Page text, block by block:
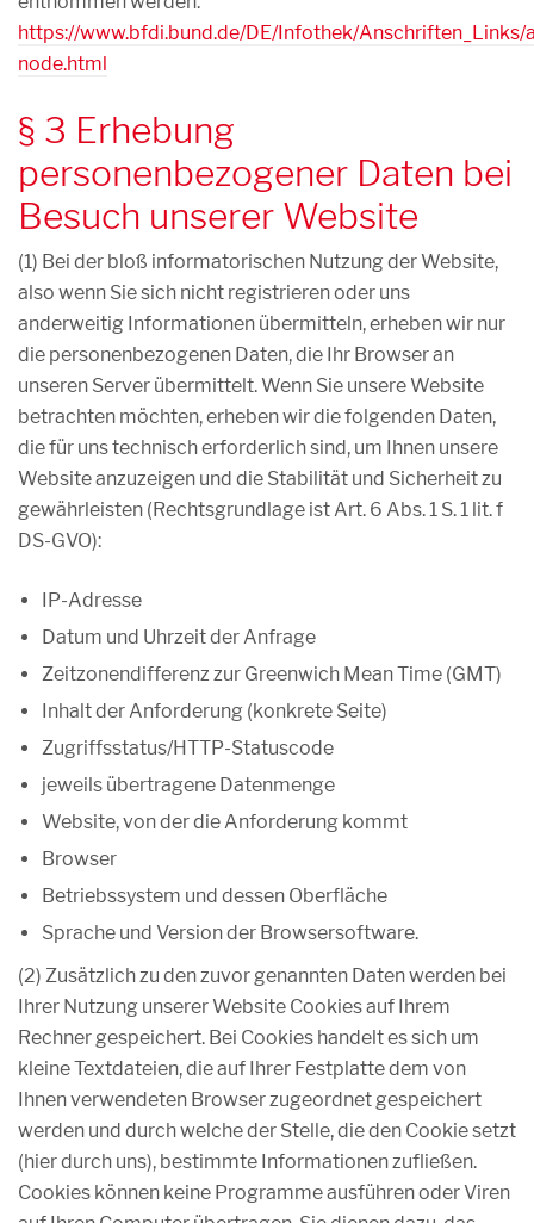
https://www.bfdi.bund.de/DE/Infothek/Anschriften_Links/
node.html
§ 3 Erhebung
personenbezogener Daten bei
Besuch unserer Website
(1) Bei der bloß informatorischen Nutzung der Website,
also wenn Sie sich nicht registrieren oder uns
anderweitig Informationen übermitteln, erheben wir nur
die personenbezogenen Daten, die Ihr Browser an
unseren Server übermittelt. Wenn Sie unsere Website
betrachten möchten, erheben wir die folgenden Daten,
die für uns technisch erforderlich sind, um Ihnen unsere
Website anzuzeigen und die Stabilität und Sicherheit zu
gewährleisten (Rechtsgrundlage ist Art. 6 Abs. 1 S. 1 lit. f
DS-GVO):
IP-Adresse
Datum und Uhrzeit der Anfrage
Zeitzonendifferenz zur Greenwich Mean Time (GMT)
Inhalt der Anforderung (konkrete Seite)
Zugriffsstatus/HTTP-Statuscode
jeweils übertragene Datenmenge
Website, von der die Anforderung kommt
Browser
Betriebssystem und dessen Oberfläche
Sprache und Version der Browsersoftware.
(2) Zusätzlich zu den zuvor genannten Daten werden bei
Ihrer Nutzung unserer Website Cookies auf Ihrem
Rechner gespeichert. Bei Cookies handelt es sich um
kleine Textdateien, die auf Ihrer Festplatte dem von
Ihnen verwendeten Browser zugeordnet gespeichert
werden und durch welche der Stelle, die den Cookie setzt
(hier durch uns), bestimmte Informationen zufließen.
Cookies können keine Programme ausführen oder Viren